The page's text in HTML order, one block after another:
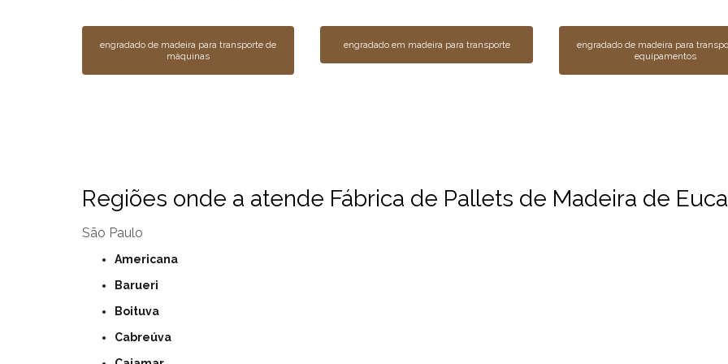
engradado de madeira para transporte de
máquinas
engradado em madeira para transporte
engradado de madeira para
equipamentos
Regiões onde a atende Fábrica de Pallets de Madeira de
São Paulo
Americana
Barueri
Boituva
Cabreúva